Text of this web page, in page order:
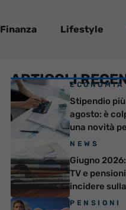
Finanza Lifestyle
ARTICOLIECONOMIA
Stipendio
agosto: è
una novità
NEWS
Giugno
TV e
incidere
PENSIONI